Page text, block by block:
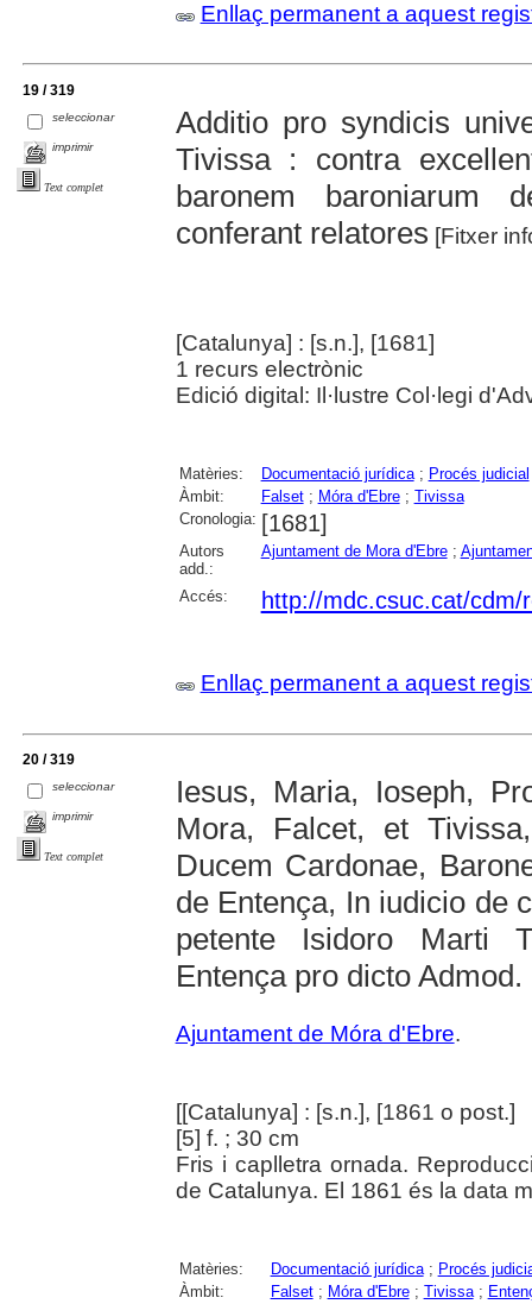
Enllaç permanent a aquest
19 / 319
seleccionar
imprimir
Text complet
Additio pro syndicis
Tivissa : contra
baronem baroniarum
conferant relatores [Fitxer
[Catalunya] : [s.n.], [1681]
1 recurs electrònic
Edició digital: Il·lustre Col·legi
Matèries: Documentació jurídica; Procés judicial
Àmbit:
Falset; Móra d'Ebre; Tivissa
Cronologia: [1681]
Autors
add.:
Ajuntament de Mora d'Ebre;
Accés: http://mdc.csuc.cat/cdm/
Enllaç permanent a aquest
20 / 319
seleccionar
imprimir
Text complet
Iesus, Maria, Ioseph,
Mora, Falcet, et
Ducem Cardonae,
de Entença, In iudicio de
petente Isidoro Marti
Entença pro dicto
Ajuntament de Móra d'Ebre.
[[Catalunya] : [s.n.], [1861 o post.]
[5] f. ; 30 cm
Fris i caplletra ornada.
de Catalunya. El 1861 és la data
Matèries: Documentació jurídica; Procés
Àmbit:
Falset; Móra d'Ebre; Tivissa;